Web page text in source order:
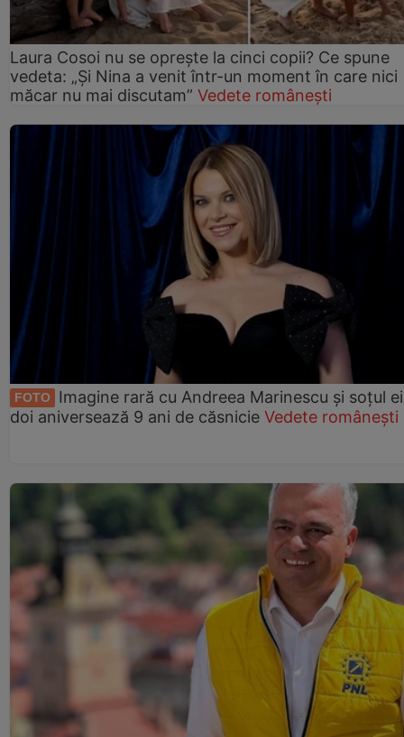
Laura Cosoi nu se oprește la cinci copii? Ce spune
vedeta: „Și Nina a venit într-un moment în care nici
măcar nu mai discutam” Vedete românești
FOTO
Imagine rară cu Andreea Marinescu și soțul
doi aniversează 9 ani de căsnicie Vedete românești